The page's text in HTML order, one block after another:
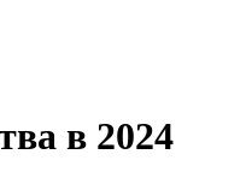
в 2024